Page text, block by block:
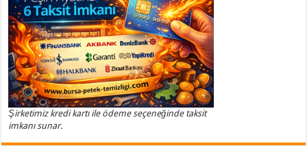
Şirketimiz kredi kartı ile ödeme seçeneğinde taksit
imkanı sunar.